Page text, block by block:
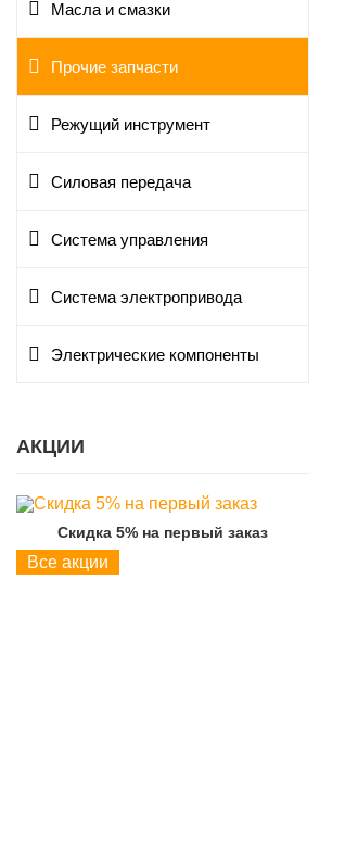
Масла и смазки
Прочие запчасти
Режущий инструмент
Силовая передача
Система управления
Система электропривода
Электрические компоненты
АКЦИИ
Скидка 5% на первый заказ
Все акции